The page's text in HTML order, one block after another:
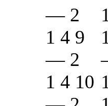
— 2
1 4 9
— 2
1 4 10